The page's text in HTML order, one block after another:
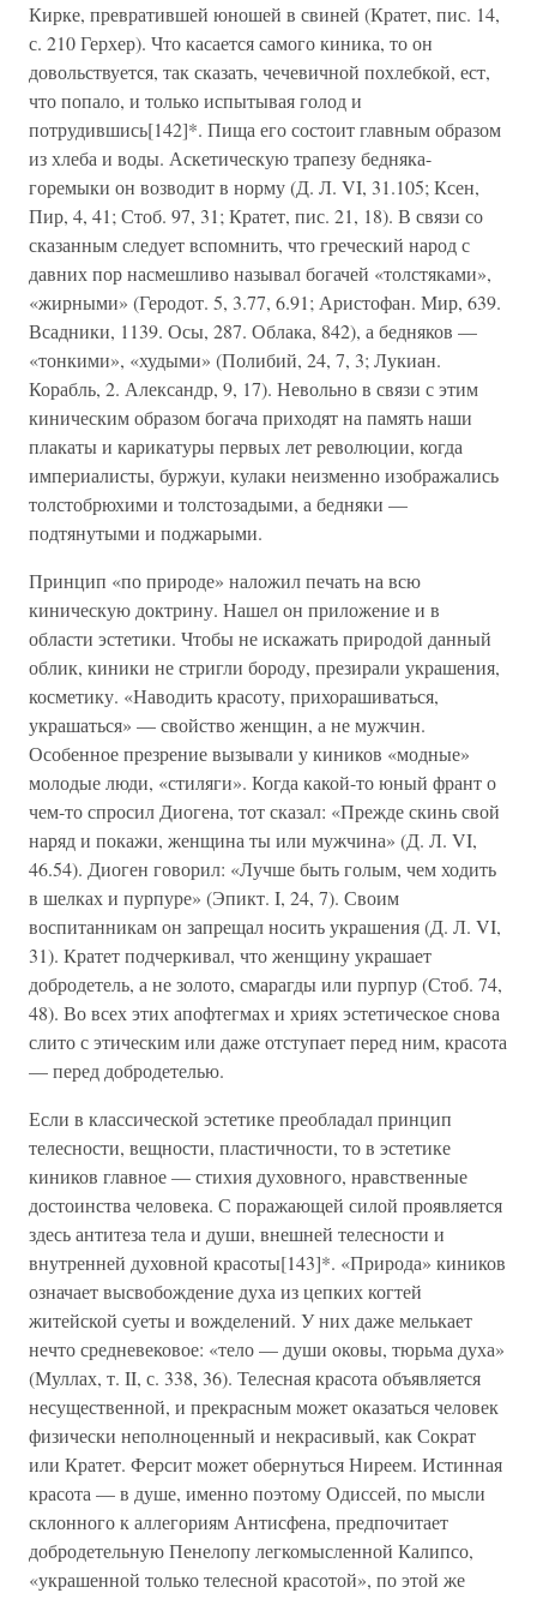
Кирке, превратившей юношей в свиней (Кратет, пис. 14,
с. 210 Герхер). Что касается самого киника, то он
довольствуется, так сказать, чечевичной похлебкой, ест,
что попало, и только испытывая голод и
потрудившись[142]*. Пища его состоит главным образом
из хлеба и воды. Аскетическую трапезу бедняка-
горемыки он возводит в норму (Д. Л. VI, 31.105; Ксен,
Пир, 4, 41; Стоб. 97, 31; Кратет, пис. 21, 18). В связи со
сказанным следует вспомнить, что греческий народ с
давних пор насмешливо называл богачей «толстяками»,
«жирными» (Геродот. 5, 3.77, 6.91; Аристофан. Мир, 639.
Всадники, 1139. Осы, 287. Облака, 842), а бедняков —
«тонкими», «худыми» (Полибий, 24, 7, 3; Лукиан.
Корабль, 2. Александр, 9, 17). Невольно в связи с этим
киническим образом богача приходят на память наши
плакаты и карикатуры первых лет революции, когда
империалисты, буржуи, кулаки неизменно изображались
толстобрюхими и толстозадыми, а бедняки —
подтянутыми и поджарыми.
Принцип «по природе» наложил печать на всю
киническую доктрину. Нашел он приложение и в
области эстетики. Чтобы не искажать природой данный
облик, киники не стригли бороду, презирали украшения,
косметику. «Наводить красоту, прихорашиваться,
украшаться» — свойство женщин, а не мужчин.
Особенное презрение вызывали у киников «модные»
молодые люди, «стиляги». Когда какой-то юный франт о
чем-то спросил Диогена, тот сказал: «Прежде скинь свой
наряд и покажи, женщина ты или мужчина» (Д. Л. VI,
46.54). Диоген говорил: «Лучше быть голым, чем ходить
в шелках и пурпуре» (Эпикт. I, 24, 7). Своим
воспитанникам он запрещал носить украшения (Д. Л. VI,
31). Кратет подчеркивал, что женщину украшает
добродетель, а не золото, смарагды или пурпур (Стоб. 74,
48). Во всех этих апофтегмах и хриях эстетическое снова
слито с этическим или даже отступает перед ним, красота
— перед добродетелью.
Если в классической эстетике преобладал принцип
телесности, вещности, пластичности, то в эстетике
киников главное — стихия духовного, нравственные
достоинства человека. С поражающей силой проявляется
здесь антитеза тела и души, внешней телесности и
внутренней духовной красоты[143]*. «Природа» киников
означает высвобождение духа из цепких когтей
житейской суеты и вожделений. У них даже мелькает
нечто средневековое: «тело — души оковы, тюрьма духа»
(Муллах, т. II, с. 338, 36). Телесная красота объявляется
несущественной, и прекрасным может оказаться человек
физически неполноценный и некрасивый, как Сократ
или Кратет. Ферсит может обернуться Ниреем. Истинная
красота — в душе, именно поэтому Одиссей, по мысли
склонного к аллегориям Антисфена, предпочитает
добродетельную Пенелопу легкомысленной Калипсо,
«украшенной только телесной красотой», по этой же